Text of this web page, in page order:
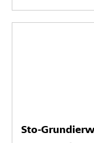
Sto-